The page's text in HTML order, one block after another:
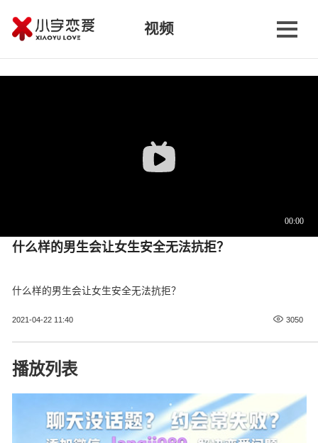
视频
什么样的男生会让女生安全无法抗拒？
什么样的男生会让女生安全无法抗拒？
2021-04-22 11:40 3050
播放列表